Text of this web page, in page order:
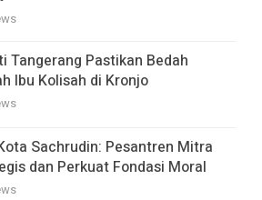
Tangerang Pastikan Bedah
Ibu Kolisah di Kronjo
Sachrudin: Pesantren Mitra
dan Perkuat Fondasi Moral